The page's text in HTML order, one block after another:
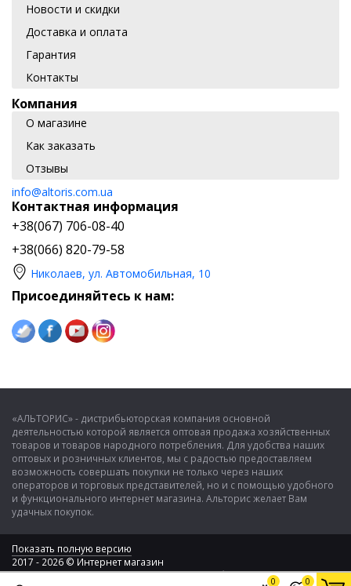
0
0
Новости и скидки
Доставка и оплата
Гарантия
Контакты
Компания
О магазине
Как заказать
Отзывы
info@altoris.com.ua
Контактная информация
+38(067) 706-08-40
+38(066) 820-79-58
Николаев, ул. Автомобильная, 10
Присоединяйтесь к нам:
«АЛЬТОРИС» - дистрибьюторская компания основной
деятельностью которой является оптовая продажа хозяйственных
товаров и товаров народного потребления. Для удобства наших
оптовых и розничных клиентов, мы с радостью предоставляем
возможность совершать покупки не только через наших
операторов и торговых представителей, но и с помощью удобного
и функционального интернет магазина. Альторис желает Вам
удачных покупок.
Показать полную версию
2017 - 2026 © Интернет магазин
ООО "Альторис" - хозяйственные товары и бытовая техника